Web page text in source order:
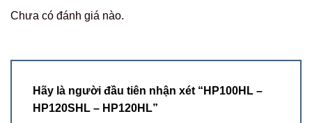
Chưa có đánh giá nào.
Hãy là người đầu tiên nhận xét “HP100HL –
HP120SHL – HP120HL”